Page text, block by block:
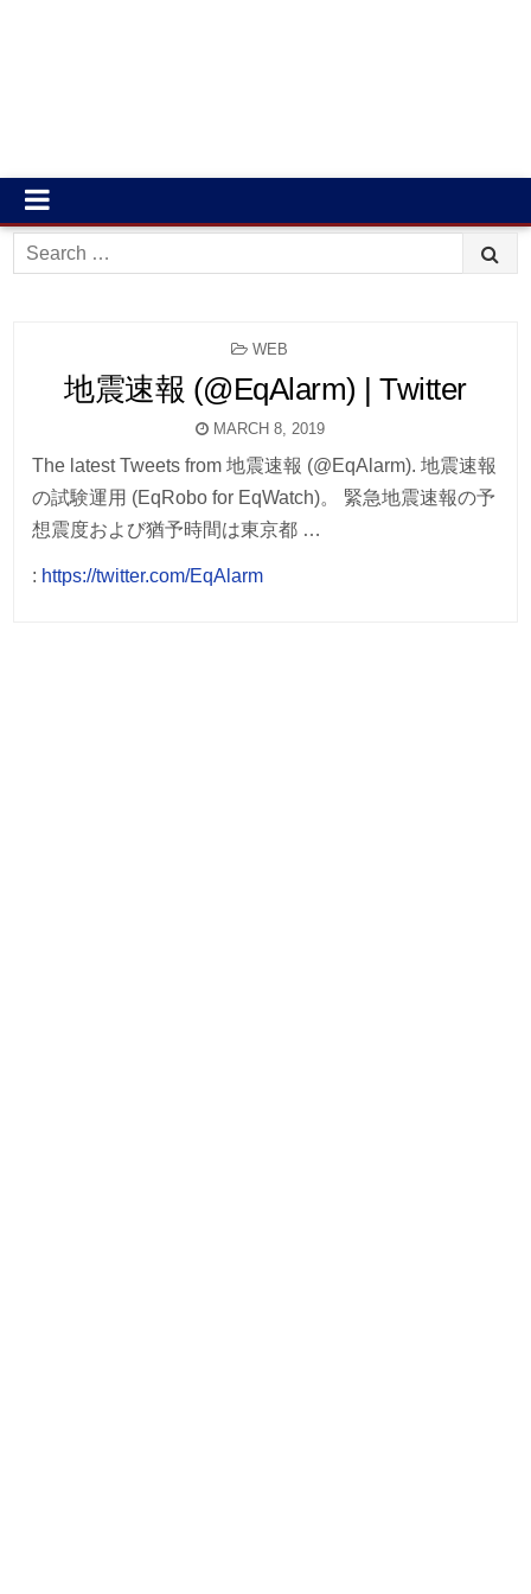
Search
for:
POSTED
WEB
地震速報 (@EqAlarm) | Twitter
MARCH 8, 2019
The latest Tweets from 地震速報 (@EqAlarm). 地震速報
の試験運用 (EqRobo for EqWatch)。 緊急地震速報の予
想震度および猶予時間は東京都 …
: https://twitter.com/EqAlarm